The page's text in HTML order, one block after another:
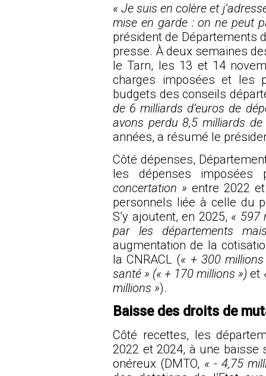
« Je suis en colère et
mise en garde : on ne peut
président de Départements
presse. À deux semaines
le Tarn, les 13 et 14
charges imposées et les
budgets des conseils
de 6 milliards d’euros de
avons perdu 8,5 milliards de
années, a résumé le
Côté dépenses,
les dépenses
concertation » entre 2022
personnels liée à celle du
S’y ajoutent, en 2025, « 597
par les départements
augmentation de la
la CNRACL (« + 300 millions
santé » (« + 170 millions ») et
millions »).
Baisse des droits de
Côté recettes, les
2022 et 2024, à une
onéreux (DMTO, « - 4,75